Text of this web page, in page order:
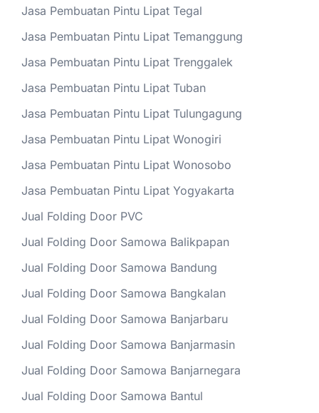
Jasa Pembuatan Pintu Lipat Tegal
Jasa Pembuatan Pintu Lipat Temanggung
Jasa Pembuatan Pintu Lipat Trenggalek
Jasa Pembuatan Pintu Lipat Tuban
Jasa Pembuatan Pintu Lipat Tulungagung
Jasa Pembuatan Pintu Lipat Wonogiri
Jasa Pembuatan Pintu Lipat Wonosobo
Jasa Pembuatan Pintu Lipat Yogyakarta
Jual Folding Door PVC
Jual Folding Door Samowa Balikpapan
Jual Folding Door Samowa Bandung
Jual Folding Door Samowa Bangkalan
Jual Folding Door Samowa Banjarbaru
Jual Folding Door Samowa Banjarmasin
Jual Folding Door Samowa Banjarnegara
Jual Folding Door Samowa Bantul